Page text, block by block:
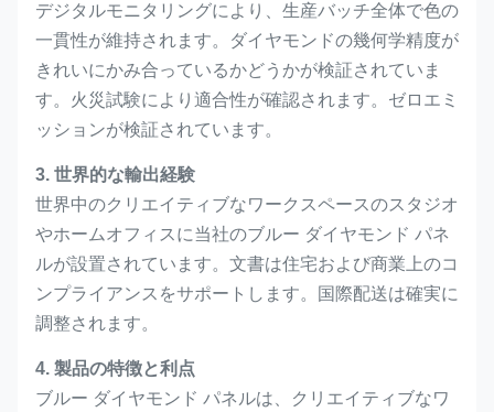
デジタルモニタリングにより、生産バッチ全体で色の
一貫性が維持されます。ダイヤモンドの幾何学精度が
きれいにかみ合っているかどうかが検証されていま
す。火災試験により適合性が確認されます。ゼロエミ
ッションが検証されています。
3. 世界的な輸出経験
世界中のクリエイティブなワークスペースのスタジオ
やホームオフィスに当社のブルー ダイヤモンド パネ
ルが設置されています。文書は住宅および商業上のコ
ンプライアンスをサポートします。国際配送は確実に
調整されます。
4. 製品の特徴と利点
ブルー ダイヤモンド パネルは、クリエイティブなワ